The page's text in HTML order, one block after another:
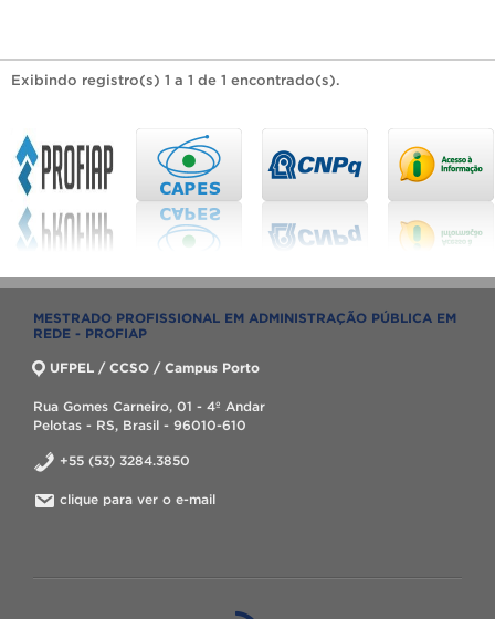
Exibindo registro(s) 1 a 1 de 1 encontrado(s).
MESTRADO PROFISSIONAL EM ADMINISTRAÇÃO PÚBLICA EM
REDE - PROFIAP
UFPEL / CCSO / Campus Porto
Rua Gomes Carneiro, 01 - 4º Andar
Pelotas - RS, Brasil - 96010-610
+55 (53) 3284.3850
clique para ver o e-mail